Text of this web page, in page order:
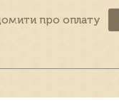
про оплату